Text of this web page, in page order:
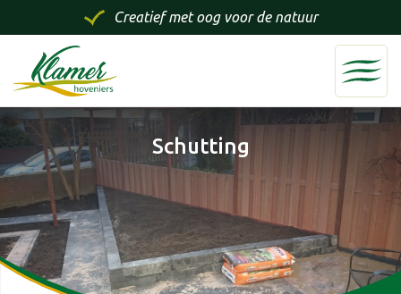
Creatief met oog voor de natuur
Schutting